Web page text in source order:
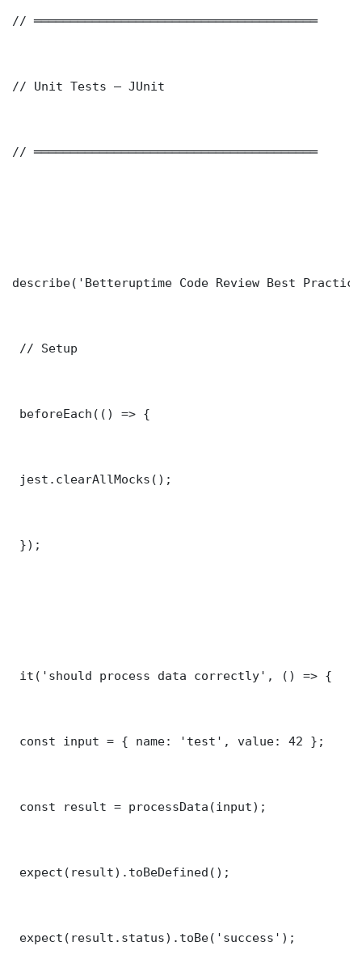
// ═══════════════════════════════════════
// Unit Tests — JUnit
// ═══════════════════════════════════════
describe('Betteruptime Code Review Best
// Setup
beforeEach(() => {
jest.clearAllMocks();
});
it('should process data correctly', () => {
const input = { name: 'test', value: 42 };
const result = processData(input);
expect(result).toBeDefined();
expect(result.status).toBe('success');